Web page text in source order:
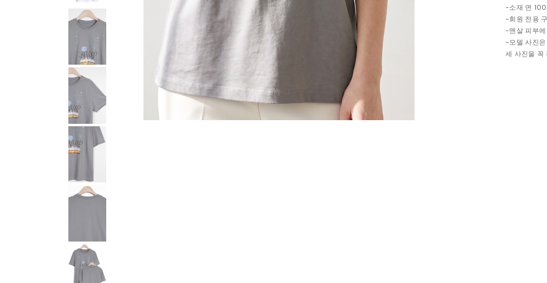
-소재 면 100
-회원 전용
-맨살 피부에
-모델 사진은
세 사진을 꼭